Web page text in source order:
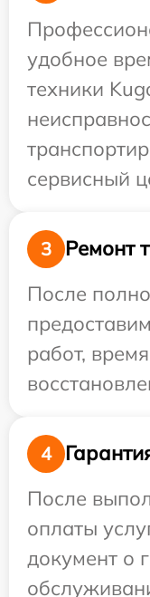
удобное
техники
сервисный
3
Ремонт
После
работ,
4
После
оплаты
документ о